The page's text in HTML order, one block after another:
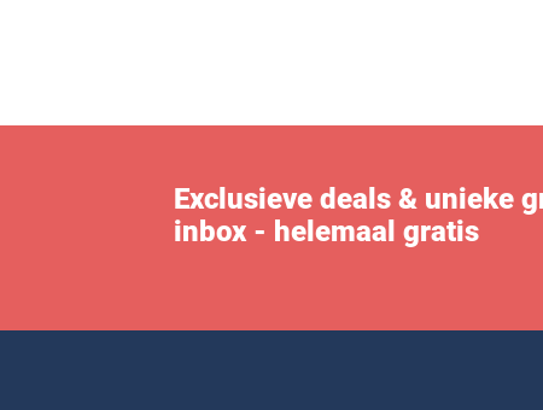
Exclusieve deals & unieke
inbox - helemaal gratis